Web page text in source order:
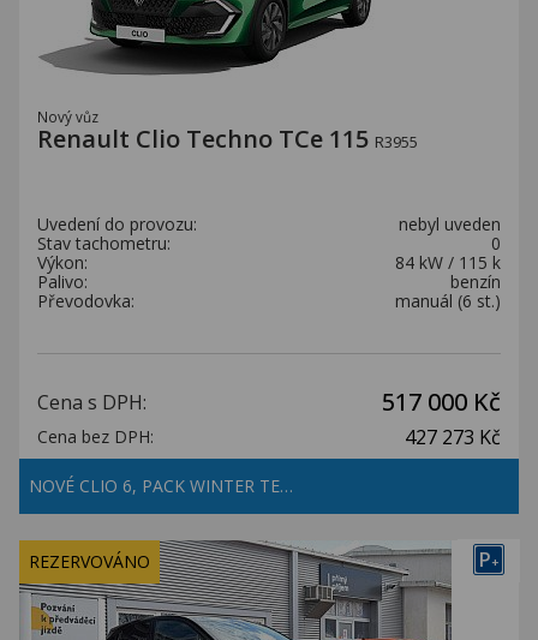
Nový vůz
Renault Clio Techno TCe 115 R3955
Uvedení do provozu:
nebyl uveden
Stav tachometru:
0
Výkon:
84 kW / 115 k
Palivo:
benzín
Převodovka:
manuál (6 st.)
Cena s DPH: 517 000 Kč
Cena bez DPH: 427 273 Kč
NOVÉ CLIO 6, PACK WINTER TE…
P+
REZERVOVÁNO